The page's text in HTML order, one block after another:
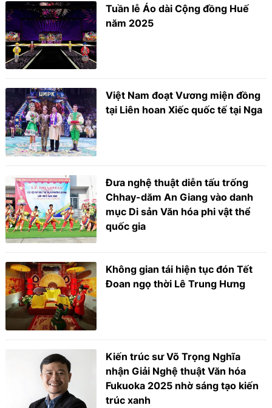
Tuần lễ Áo dài Cộng đồng Huế
năm 2025
Việt Nam đoạt Vương miện đồng
tại Liên hoan Xiếc quốc tế tại Nga
Đưa nghệ thuật diễn tấu trống
Chhay-dăm An Giang vào danh
mục Di sản Văn hóa phi vật thể
quốc gia
Không gian tái hiện tục đón Tết
Đoan ngọ thời Lê Trung Hưng
Kiến trúc sư Võ Trọng Nghĩa
nhận Giải Nghệ thuật Văn hóa
Fukuoka 2025 nhờ sáng tạo kiến
trúc xanh